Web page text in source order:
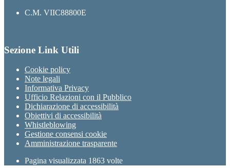
C.M. VIIC88800E
Sezione Link Utili
Cookie policy
Note legali
Informativa Privacy
Ufficio Relazioni con il Pubblico
Dichiarazione di accessibilità
Obiettivi di accessibilità
Whistleblowing
Gestione consensi cookie
Amministrazione trasparente
Pagina visualizzata 1863 volte